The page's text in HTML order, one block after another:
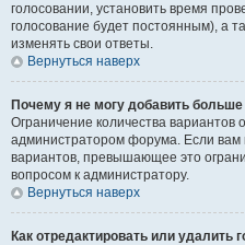
голосовании, установить время
голосование будет постоянным), а
изменять свои ответы.
Вернуться наверх
Почему я не могу добавить больше
Ограничение количества вариантов
администратором форума. Если вам
вариантов, превышающее это
вопросом к администратору.
Вернуться наверх
Как отредактировать или удалить